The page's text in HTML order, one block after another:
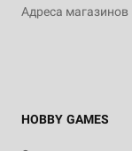
Адреса магазинов
HOBBY GAMES